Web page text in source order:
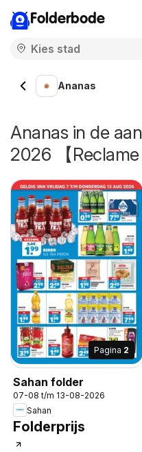
Folderbode
Ananas
Ananas in de
2026 【Reclame
Pagina 2
Sahan folder
07-08 t/m 13-08-2026
Sahan
Folderprijs